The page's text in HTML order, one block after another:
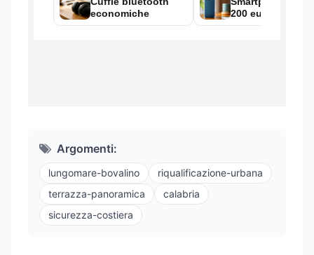
Argomenti:
lungomare-bovalino
riqualificazione-urbana
terrazza-panoramica
calabria
sicurezza-costiera